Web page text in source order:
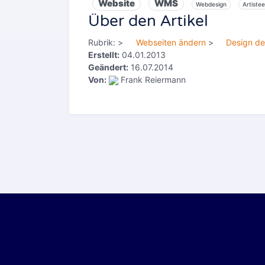
Website WMS Webdesign
Über den Artikel
Rubrik: > Webseiten ändern> Design
Erstellt: 04.01.2013
Geändert: 16.07.2014
Von:
Frank Reiermann